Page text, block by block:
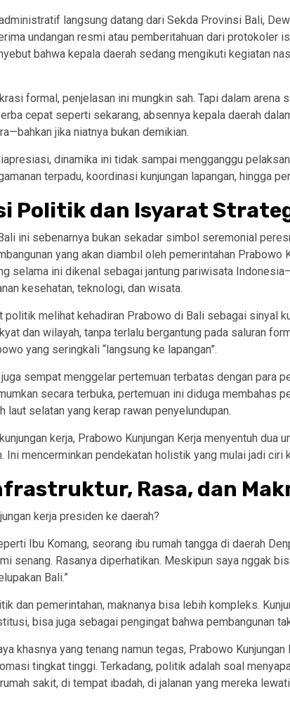
langsung datang dari Sekda Provinsi Bali,
undangan resmi atau pemberitahuan dari protokoler
bahwa kepala daerah sedang mengikuti kegiatan
formal, penjelasan ini mungkin sah. Tapi dalam arena
cepat seperti sekarang, absennya kepala daerah
jika niatnya bukan demikian.
dinamika ini tidak sampai mengganggu
terpadu, koordinasi kunjungan lapangan, hingga
Politik dan Isyarat
ini sebenarnya bukan sekadar simbol seremonial
yang akan diambil oleh pemerintahan Prabowo
selama ini dikenal sebagai jantung pariwisata
kesehatan, teknologi, dan wisata.
politik melihat kehadiran Prabowo di Bali sebagai sinyal
dan wilayah, tanpa terlalu bergantung pada saluran
yang seringkali “langsung ke lapangan”.
sempat menggelar pertemuan terbatas dengan para
secara terbuka, pertemuan ini diduga membahas
laut selatan yang kerap rawan penyelundupan.
kerja, Prabowo Kunjungan Kerja menyentuh dua
Ini mencerminkan pendekatan holistik yang mulai jadi ciri
Rasa, dan
kerja presiden ke daerah?
Ibu Komang, seorang ibu rumah tangga di daerah
senang. Rasanya diperhatikan. Meskipun saya nggak
Bali.”
dan pemerintahan, maknanya bisa lebih kompleks.
bisa juga sebagai pengingat bahwa pembangunan
khasnya yang tenang namun tegas, Prabowo
tingkat tinggi. Terkadang, politik adalah soal
sakit, di tempat ibadah, di jalanan yang mereka